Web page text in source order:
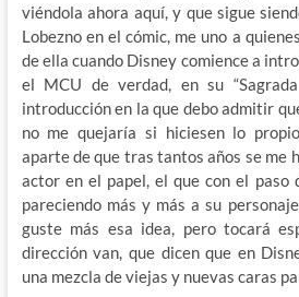
viéndola ahora aquí, y que sigue
Lobezno en el cómic, me uno a
de ella cuando Disney comience a
el MCU de verdad, en su “Sagrada
introducción en la que debo admitir
no me quejaría si hiciesen lo
aparte de que tras tantos años se me
actor en el papel, el que con el paso
pareciendo más y más a su
guste más esa idea, pero tocará
dirección van, que dicen que en
una mezcla de viejas y nuevas caras